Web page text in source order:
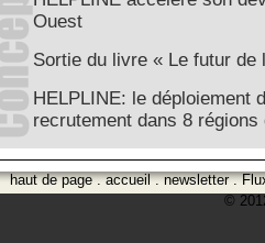
Ouest
Sortie du livre « Le futur de
HELPLINE: le déploiement
recrutement dans 8 régions
haut de page.accueil.newsletter.
©